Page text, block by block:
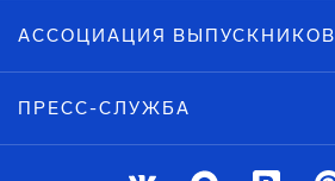
АССОЦИАЦИЯ ВЫПУСКНИКОВ
ПРЕСС-СЛУЖБА